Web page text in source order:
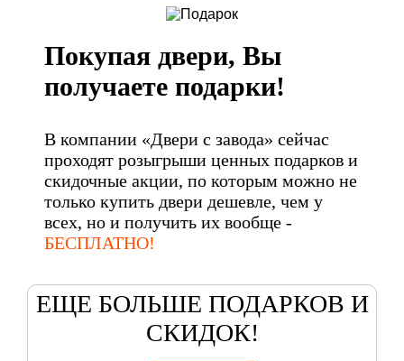
Покупая двери, Вы
получаете подарки!
В компании «Двери с завода» сейчас
проходят розыгрыши ценных подарков и
скидочные акции, по которым можно не
только купить двери дешевле, чем у
всех, но и получить их вообще -
БЕСПЛАТНО!
ЕЩЕ БОЛЬШЕ ПОДАРКОВ И
СКИДОК!